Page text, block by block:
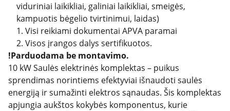
viduriniai laikikliai, galiniai laikikliai, smeigės,
kampuotis bėgelio tvirtinimui, laidas)
Visi reikiami dokumentai APVA paramai
Visos įrangos dalys sertifikuotos.
!Parduodama be montavimo.
10 kW Saulės elektrinės komplektas – puikus
sprendimas norintiems efektyviai išnaudoti saulės
energiją ir sumažinti elektros sąnaudas. Šis komplektas
apjungia aukštos kokybės komponentus, kurie